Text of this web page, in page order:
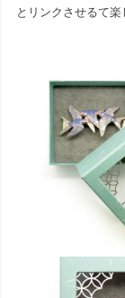
とリンクさせるて楽